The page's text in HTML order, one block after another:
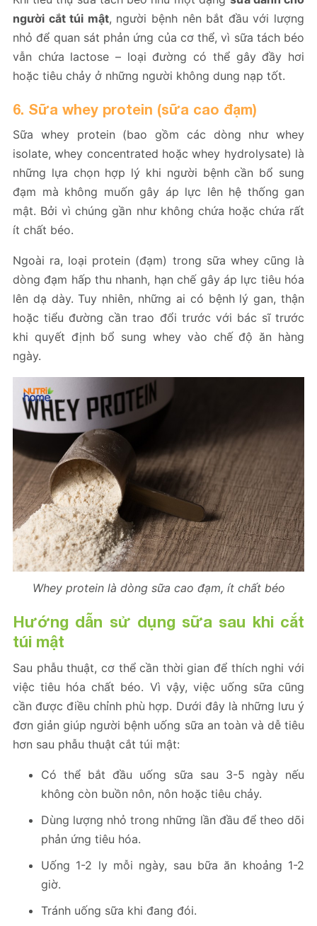
người cắt túi mật, người bệnh nên bắt đầu với lượng
nhỏ để quan sát phản ứng của cơ thể, vì sữa tách béo
vẫn chứa lactose – loại đường có thể gây đầy hơi
hoặc tiêu chảy ở những người không dung nạp tốt.
6. Sữa whey protein (sữa cao đạm)
Sữa whey protein (bao gồm các dòng như whey
isolate, whey concentrated hoặc whey hydrolysate) là
những lựa chọn hợp lý khi người bệnh cần bổ sung
đạm mà không muốn gây áp lực lên hệ thống gan
mật. Bởi vì chúng gần như không chứa hoặc chứa rất
ít chất béo.
Ngoài ra, loại protein (đạm) trong sữa whey cũng là
dòng đạm hấp thu nhanh, hạn chế gây áp lực tiêu hóa
lên dạ dày. Tuy nhiên, những ai có bệnh lý gan, thận
hoặc tiểu đường cần trao đổi trước với bác sĩ trước
khi quyết định bổ sung whey vào chế độ ăn hàng
ngày.
Whey protein là dòng sữa cao đạm, ít chất béo
Hướng dẫn sử dụng sữa sau khi cắt
túi mật
Sau phẫu thuật, cơ thể cần thời gian để thích nghi với
việc tiêu hóa chất béo. Vì vậy, việc uống sữa cũng
cần được điều chỉnh phù hợp. Dưới đây là những lưu ý
đơn giản giúp người bệnh uống sữa an toàn và dễ tiêu
hơn sau phẫu thuật cắt túi mật:
Có thể bắt đầu uống sữa sau 3-5 ngày nếu
không còn buồn nôn, nôn hoặc tiêu chảy.
Dùng lượng nhỏ trong những lần đầu để theo dõi
phản ứng tiêu hóa.
Uống 1-2 ly mỗi ngày, sau bữa ăn khoảng 1-2
giờ.
Tránh uống sữa khi đang đói.